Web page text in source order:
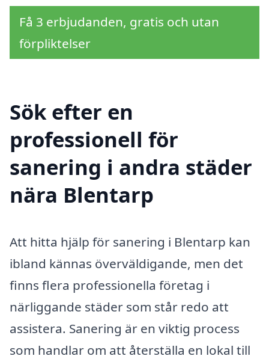
Få 3 erbjudanden, gratis och utan
förpliktelser
Sök efter en
professionell för
sanering i andra städer
nära Blentarp
Att hitta hjälp för sanering i Blentarp kan
ibland kännas överväldigande, men det
finns flera professionella företag i
närliggande städer som står redo att
assistera. Sanering är en viktig process
som handlar om att återställa en lokal till